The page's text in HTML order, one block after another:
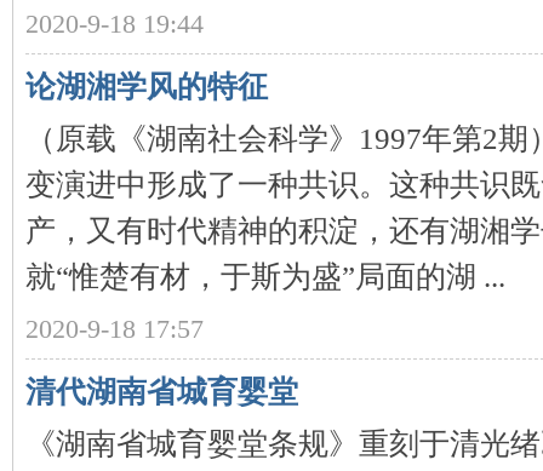
网
2020-9-18 19:44
论湖湘学风的特征
（原载《湖南社会科学》1997年第2
变演进中形成了一种共识。这种共识
产，又有时代精神的积淀，还有湖湘
就“惟楚有材，于斯为盛”局面的湖 ...
2020-9-18 17:57
清代湖南省城育婴堂
《湖南省城育婴堂条规》重刻于清光